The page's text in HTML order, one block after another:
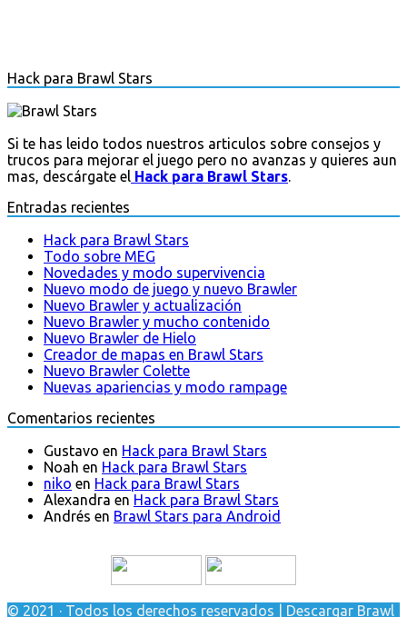
Hack para Brawl Stars
Si te has leido todos nuestros articulos sobre consejos y
trucos para mejorar el juego pero no avanzas y quieres aun
mas, descárgate el Hack para Brawl Stars.
Entradas recientes
Hack para Brawl Stars
Todo sobre MEG
Novedades y modo supervivencia
Nuevo modo de juego y nuevo Brawler
Nuevo Brawler y actualización
Nuevo Brawler y mucho contenido
Nuevo Brawler de Hielo
Creador de mapas en Brawl Stars
Nuevo Brawler Colette
Nuevas apariencias y modo rampage
Comentarios recientes
Gustavo en Hack para Brawl Stars
Noah en Hack para Brawl Stars
niko en Hack para Brawl Stars
Alexandra en Hack para Brawl Stars
Andrés en Brawl Stars para Android
© 2021 · Todos los derechos reservados | Descargar Brawl